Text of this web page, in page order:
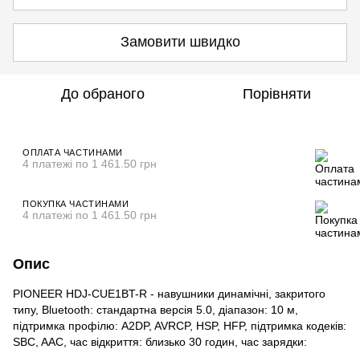
Замовити швидко
До обраного Порівняти
ОПЛАТА ЧАСТИНАМИ
4 платежі по 1 461.50 грн
ПОКУПКА ЧАСТИНАМИ
4 платежі по 1 461.50 грн
Опис
PIONEER HDJ-CUE1BT-R - навушники динамічні, закритого
типу, Bluetooth: стандартна версія 5.0, діапазон: 10 м,
підтримка профілю: A2DP, AVRCP, HSP, HFP, підтримка кодеків:
SBC, AAC, час відкриття: близько 30 годин, час зарядки: